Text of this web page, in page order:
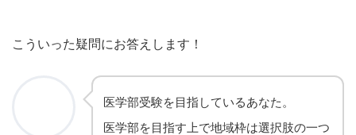
こういった疑問にお答えします！
医学部受験を目指しているあなた。
医学部を目指す上で地域枠は選択肢の一つ